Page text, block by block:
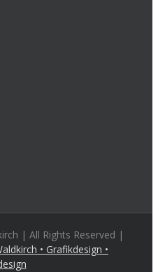
| All Rights Reserved |
• Grafikdesign •